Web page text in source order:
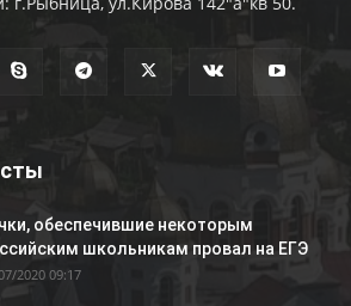
обеспечившие некоторым
школьникам провал на ЕГЭ
2020 09:17